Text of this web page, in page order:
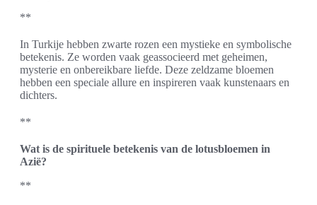
**
In Turkije hebben zwarte rozen een mystieke en symbolische
betekenis. Ze worden vaak geassocieerd met geheimen,
mysterie en onbereikbare liefde. Deze zeldzame bloemen
hebben een speciale allure en inspireren vaak kunstenaars en
dichters.
**
Wat is de spirituele betekenis van de lotusbloemen in
Azië?
**